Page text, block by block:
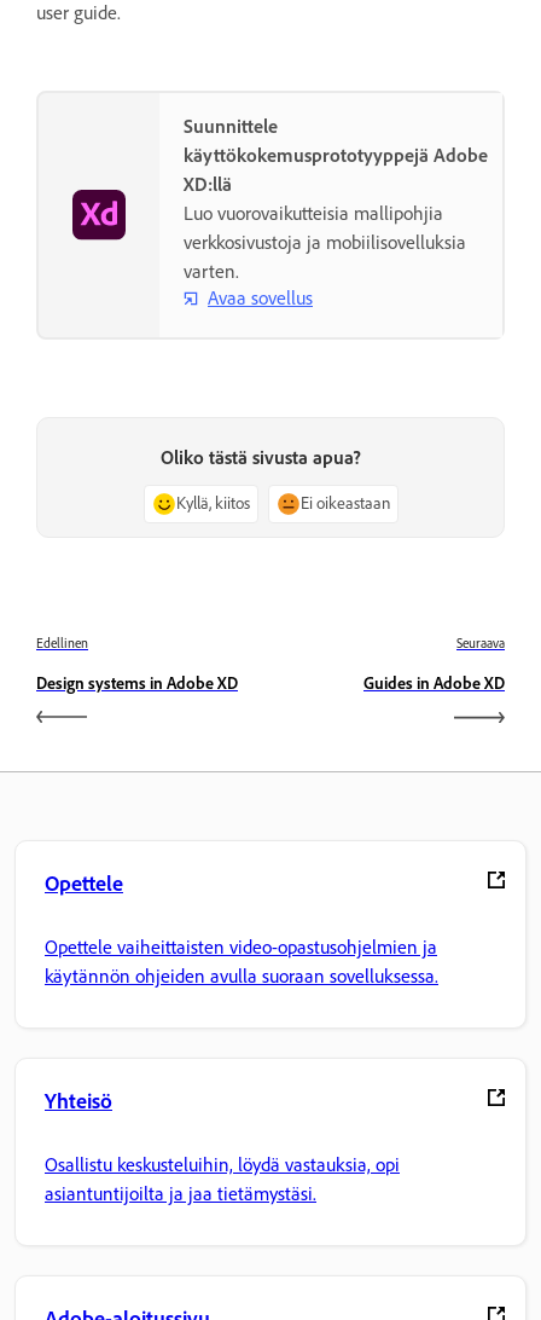
user guide.
Suunnittele
käyttökokemusprototyyppejä Adobe
XD:llä
Luo vuorovaikutteisia mallipohjia
verkkosivustoja ja mobiilisovelluksia
varten.
Avaa sovellus
Oliko tästä sivusta apua?
Kyllä, kiitos Ei oikeastaan
Edellinen
Design systems in Adobe XD
Seuraava
Guides in Adobe XD
Opettele
Opettele vaiheittaisten video-opastusohjelmien ja
käytännön ohjeiden avulla suoraan sovelluksessa.
Yhteisö
Osallistu keskusteluihin, löydä vastauksia, opi
asiantuntijoilta ja jaa tietämystäsi.